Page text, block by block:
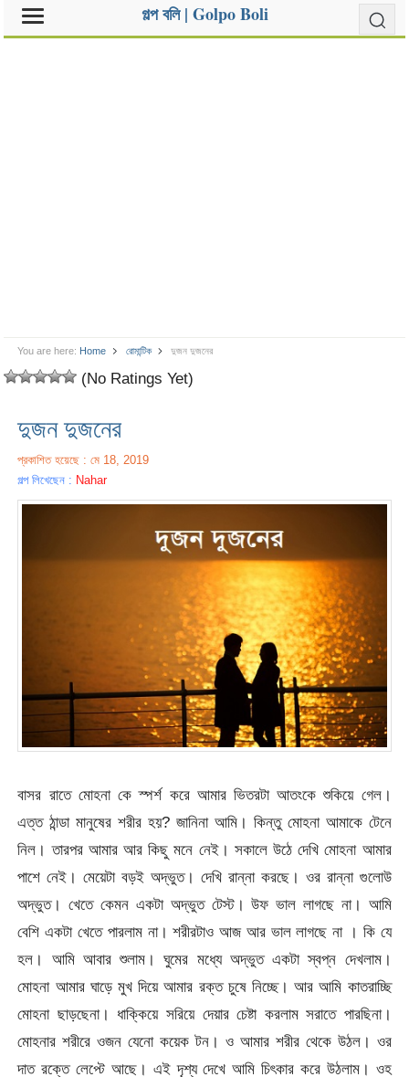
গল্প বলি | Golpo Boli
You are here: Home রোমান্টিক দুজন দুজনের
(No Ratings Yet)
দুজন দুজনের
প্রকাশিত হয়েছে : মে 18, 2019
গল্প লিখেছেন : Nahar
বাসর রাতে মোহনা কে স্পর্শ করে আমার ভিতরটা আতংকে শুকিয়ে গেল।
এত্ত ঠান্ডা মানুষের শরীর হয়? জানিনা আমি। কিন্তু মোহনা আমাকে টেনে
নিল। তারপর আমার আর কিছু মনে নেই। সকালে উঠে দেখি মোহনা আমার
পাশে নেই। মেয়েটা বড়ই অদ্ভুত। দেখি রান্না করছে। ওর রান্না গুলোউ
অদ্ভুত। খেতে কেমন একটা অদ্ভুত টেস্ট। উফ ভাল লাগছে না। আমি
বেশি একটা খেতে পারলাম না। শরীরটাও আজ আর ভাল লাগছে না । কি যে
হল। আমি আবার শুলাম। ঘুমের মধ্যে অদ্ভুত একটা স্বপ্ন দেখলাম।
মোহনা আমার ঘাড়ে মুখ দিয়ে আমার রক্ত চুষে নিচ্ছে। আর আমি কাতরাচ্ছি
মোহনা ছাড়ছেনা। ধাক্কিয়ে সরিয়ে দেয়ার চেষ্টা করলাম সরাতে পারছিনা।
মোহনার শরীরে ওজন যেনো কয়েক টন। ও আমার শরীর থেকে উঠল। ওর
দাত রক্তে লেপ্টে আছে। এই দৃশ্য দেখে আমি চিৎকার করে উঠলাম। ওহ